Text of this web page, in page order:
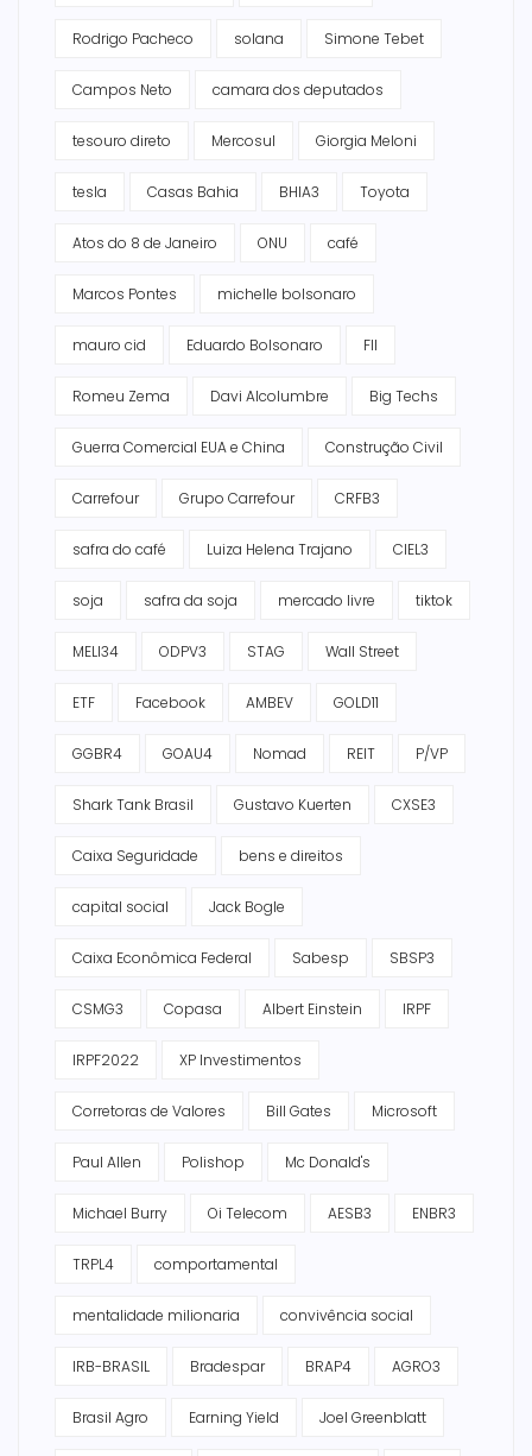
Rodrigo Pacheco solana Simone Tebet
Campos Neto camara dos deputados
tesouro direto Mercosul Giorgia Meloni
tesla Casas Bahia BHIA3 Toyota
Atos do 8 de Janeiro ONU café
Marcos Pontes michelle bolsonaro
mauro cid Eduardo Bolsonaro FII
Romeu Zema Davi Alcolumbre Big Techs
Guerra Comercial EUA e China Construção Civil
Carrefour Grupo Carrefour CRFB3
safra do café Luiza Helena Trajano CIEL3
soja safra da soja mercado livre tiktok
MELI34 ODPV3 STAG Wall Street
ETF Facebook AMBEV GOLD11
GGBR4 GOAU4 Nomad REIT P/VP
Shark Tank Brasil Gustavo Kuerten CXSE3
Caixa Seguridade bens e direitos
capital social Jack Bogle
Caixa Econômica Federal Sabesp SBSP3
CSMG3 Copasa Albert Einstein IRPF
IRPF2022 XP Investimentos
Corretoras de Valores Bill Gates Microsoft
Paul Allen Polishop Mc Donald's
Michael Burry Oi Telecom AESB3 ENBR3
TRPL4 comportamental
mentalidade milionaria convivência social
IRB-BRASIL Bradespar BRAP4 AGRO3
Brasil Agro Earning Yield Joel Greenblatt